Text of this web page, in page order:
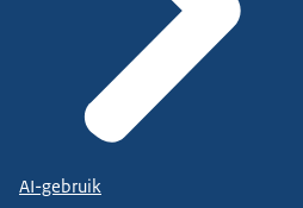
AI-gebruik